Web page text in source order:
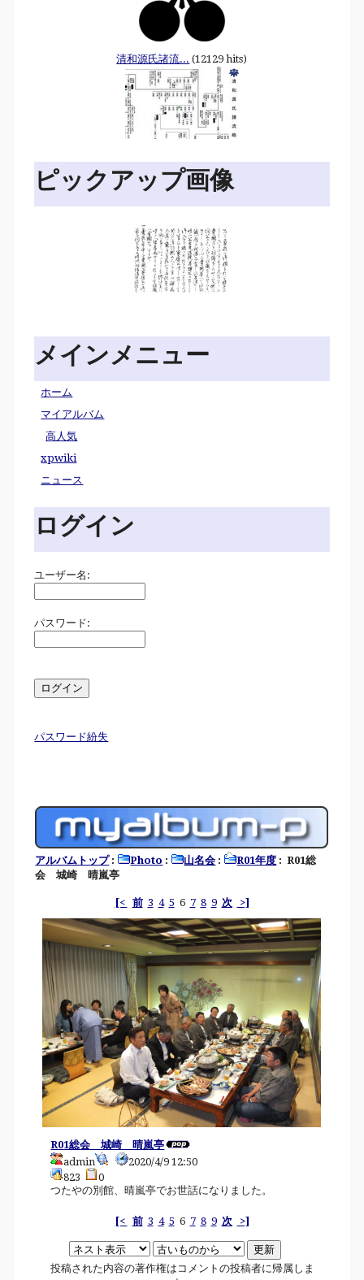
清和源氏諸流... (12129 hits)
ピックアップ画像
メインメニュー
ホーム
マイアルバム
高人気
xpwiki
ニュース
ログイン
ユーザー名:
パスワード:
パスワード紛失
アルバムトップ: Photo : 山名会 : R01年度 : R01総
会 城崎 晴嵐亭
[< 前 3 4 5 6 7 8 9 次 >]
R01総会 城崎 晴嵐亭
admin
2020/4/9 12:50
823
0
つたやの別館、晴嵐亭でお世話になりました。
[< 前 3 4 5 6 7 8 9 次 >]
投稿された内容の著作権はコメントの投稿者に帰属しま